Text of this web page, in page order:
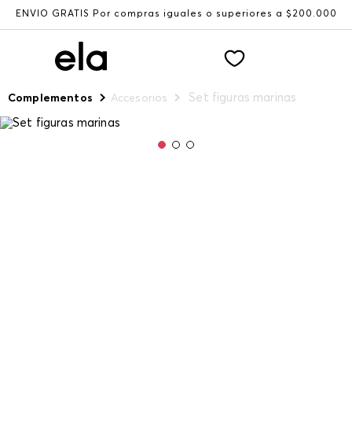
ENVÍO GRATIS Por compras iguales o superiores a $200.000
Complementos Accesorios Set figuras marinas